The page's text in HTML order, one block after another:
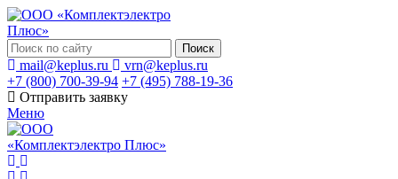
Поиск
mail@keplus.ru
vrn@keplus.ru
+7 (800) 700-39-94 +7 (495) 788-19-36
Отправить заявку
Меню